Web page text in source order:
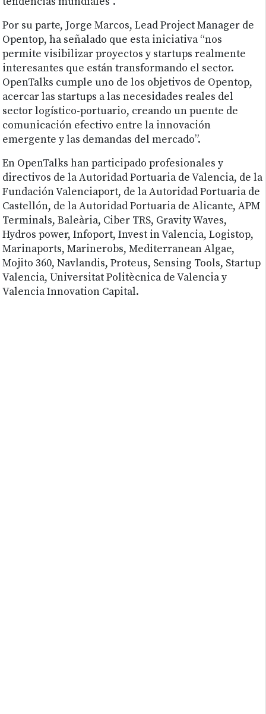
Por su parte, Jorge Marcos, Lead Project Manager de
Opentop, ha señalado que esta iniciativa “nos
permite visibilizar proyectos y startups realmente
interesantes que están transformando el sector.
OpenTalks cumple uno de los objetivos de Opentop,
acercar las startups a las necesidades reales del
sector logístico-portuario, creando un puente de
comunicación efectivo entre la innovación
emergente y las demandas del mercado”.
En OpenTalks han participado profesionales y
directivos de la Autoridad Portuaria de Valencia, de la
Fundación Valenciaport, de la Autoridad Portuaria de
Castellón, de la Autoridad Portuaria de Alicante, APM
Terminals, Baleària, Ciber TRS, Gravity Waves,
Hydros power, Infoport, Invest in Valencia, Logistop,
Marinaports, Marinerobs, Mediterranean Algae,
Mojito 360, Navlandis, Proteus, Sensing Tools, Startup
Valencia, Universitat Politècnica de Valencia y
Valencia Innovation Capital.